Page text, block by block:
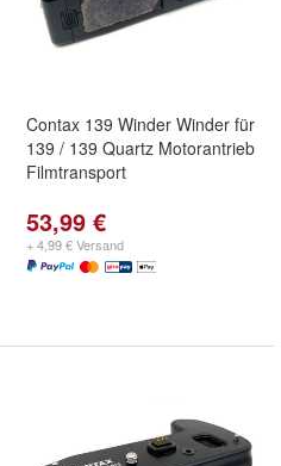
Contax 139 Winder Winder für
139 / 139 Quartz Motorantrieb
Filmtransport
53,99 €
+ 4,99 € Versand